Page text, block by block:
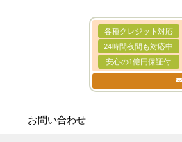
各種クレジット対応
24時間夜間も対応中
安心の1億円保証付
お問い合わせ